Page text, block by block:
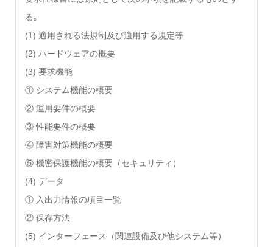
る｡
(1) 適用される法規制及び適用する規定等
(2) ハードウェアの概要
(3) 要求機能
① システム機能の概要
② 運用要件の概要
③ 性能要件の概要
④ 障害対策機能の概要
⑤ 機密保護機能の概要（セキュリティ）
(4) データ
① 入出力情報の項目一覧
② 保存方法
(5) インターフェース（関連設備及び他システム等）